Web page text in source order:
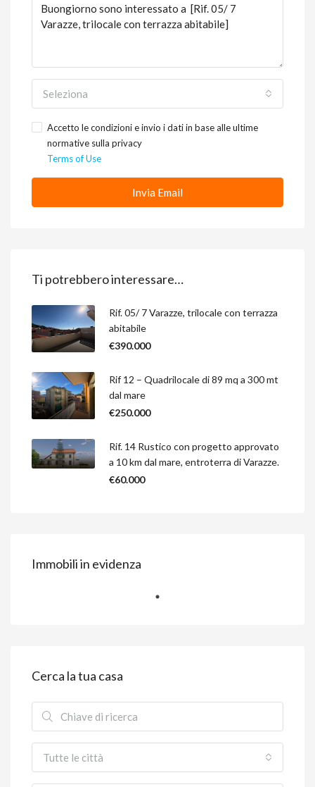
Seleziona
Accetto le condizioni e invio i dati in base alle ultime
normative sulla privacy
Terms of Use
Invia Email
Ti potrebbero interessare…
Rif. 05/ 7 Varazze, trilocale con terrazza
abitabile
€390.000
Rif 12 – Quadrilocale di 89 mq a 300 mt
dal mare
€250.000
Rif. 14 Rustico con progetto approvato
a 10 km dal mare, entroterra di Varazze.
€60.000
Immobili in evidenza
Cerca la tua casa
Tutte le città